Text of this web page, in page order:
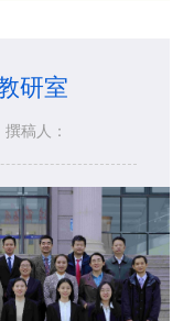
研室
撰稿人：